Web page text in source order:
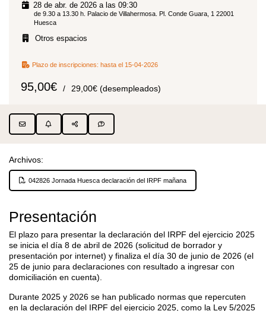
28 de abr. de 2026 a las 09:30
de 9.30 a 13.30 h. Palacio de Villahermosa. Pl. Conde Guara, 1 22001
Huesca
Otros espacios
Plazo de inscripciones: hasta el 15-04-2026
95,00€ 29,00€ (desempleados)
Archivos:
042826 Jornada Huesca declaración del IRPF mañana
Presentación
El plazo para presentar la declaración del IRPF del ejercicio 2025
se inicia el día 8 de abril de 2026 (solicitud de borrador y
presentación por internet) y finaliza el día 30 de junio de 2026 (el
25 de junio para declaraciones con resultado a ingresar con
domiciliación en cuenta).
Durante 2025 y 2026 se han publicado normas que repercuten
en la declaración del IRPF del ejercicio 2025, como la Ley 5/2025